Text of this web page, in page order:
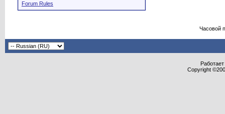
Forum Rules
Часовой
Copyright